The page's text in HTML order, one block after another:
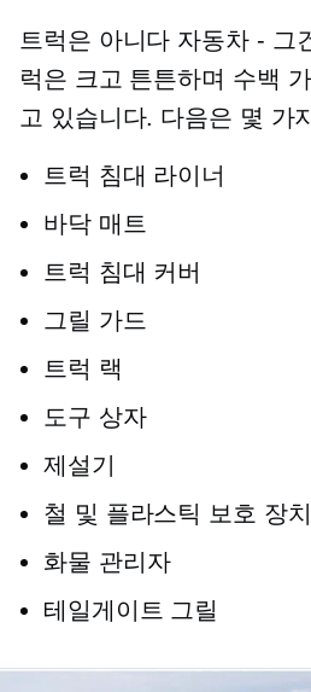
트럭은 아니다 자동차 - 그
럭은 크고 튼튼하며 수백
고 있습니다. 다음은 몇 가
트럭 침대 라이너
바닥 매트
트럭 침대 커버
그릴 가드
트럭 랙
도구 상자
제설기
철 및 플라스틱 보호 장치
화물 관리자
테일게이트 그릴